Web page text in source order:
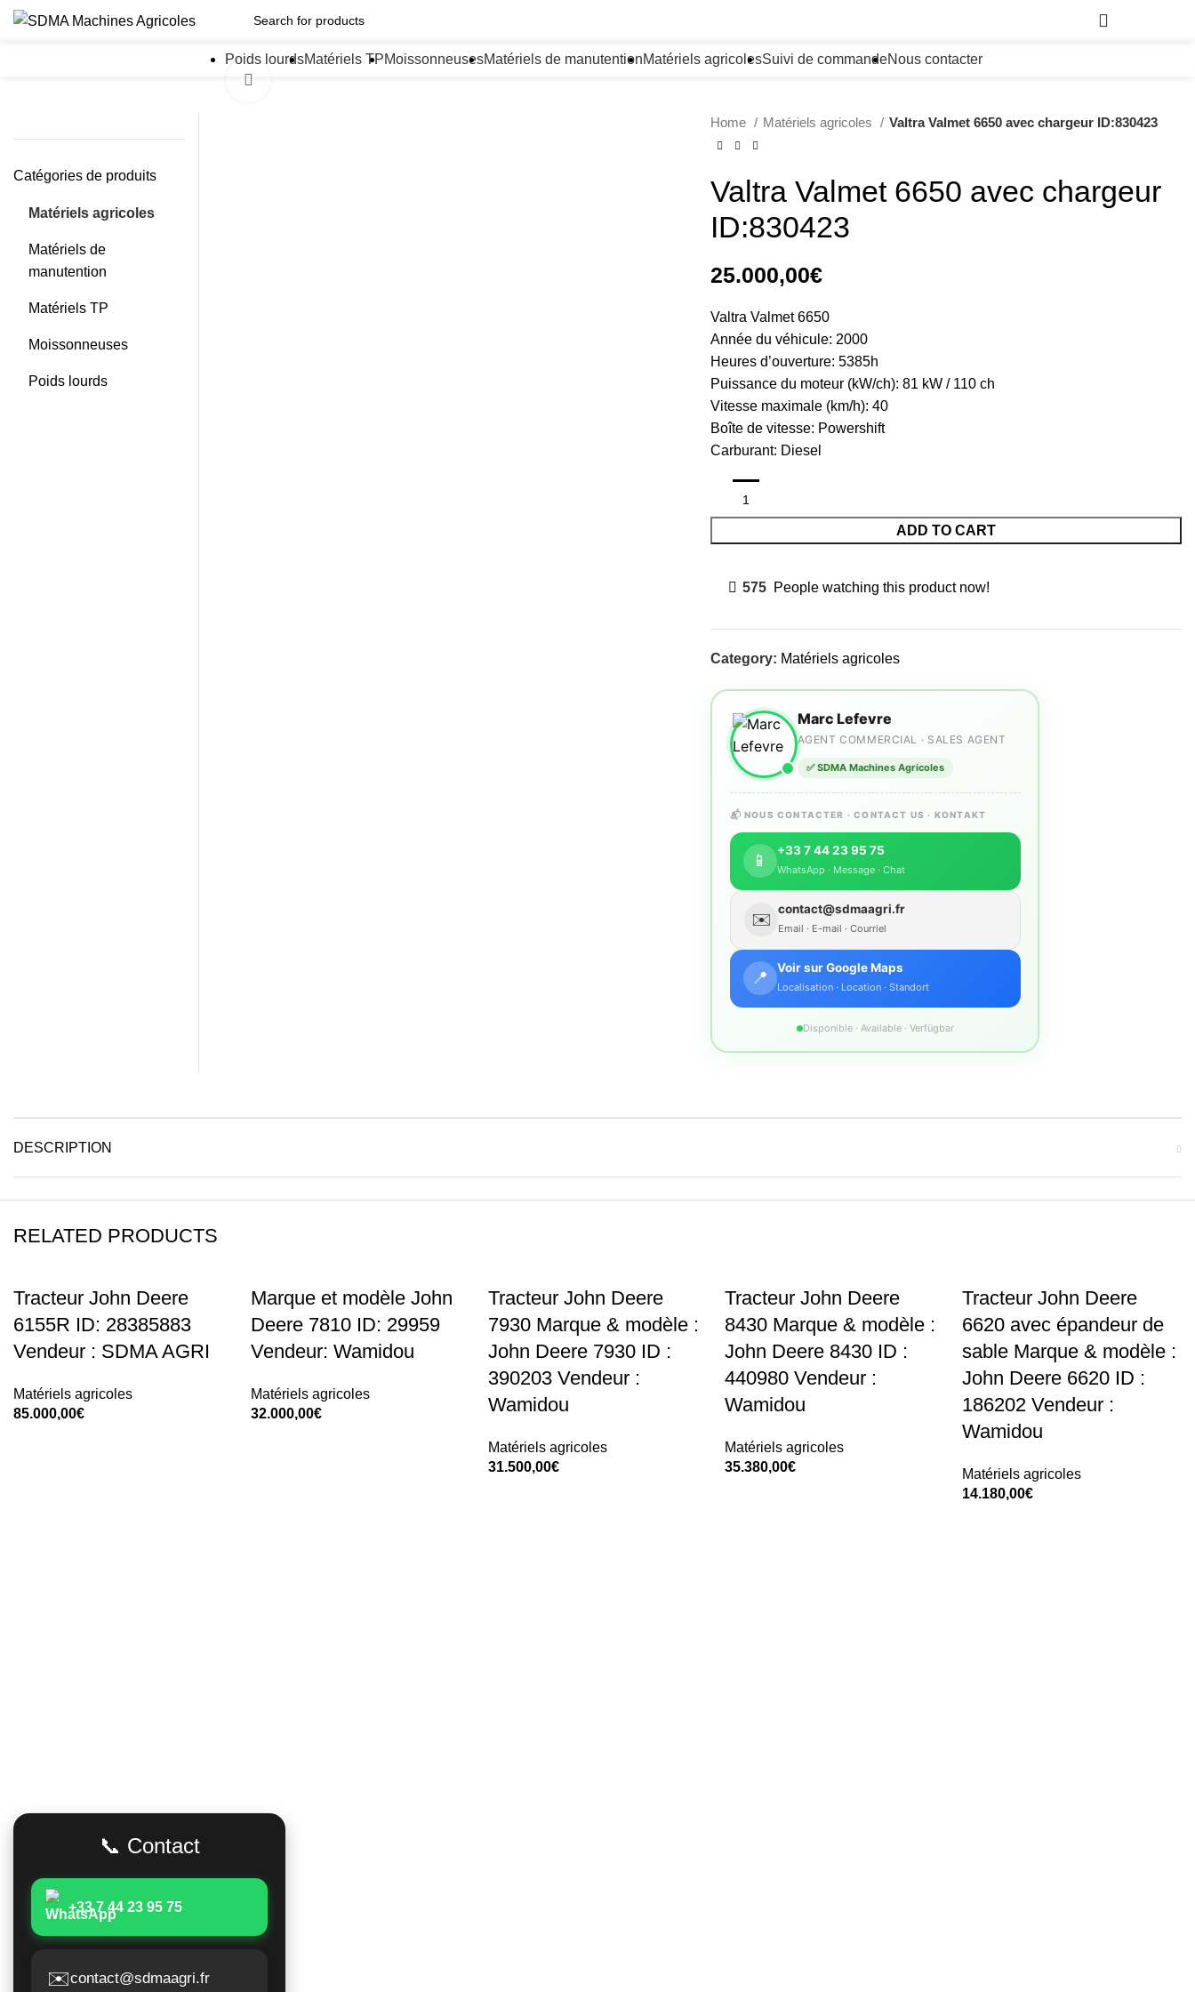
Poids lourdsMatériels TPMoissonneusesMatériels de manutentionMatériels agricolesSuivi de commandeNous contacter
Home Matériels agricoles Valtra Valmet 6650 avec chargeur ID:830423
Valtra Valmet 6650 avec chargeur
ID:830423
25.000,00€
Valtra Valmet 6650
Année du véhicule: 2000
Heures d’ouverture: 5385h
Puissance du moteur (kW/ch): 81 kW / 110 ch
Vitesse maximale (km/h): 40
Boîte de vitesse: Powershift
Carburant: Diesel
ADD TO CART
575 People watching this product now!
Category: Matériels agricoles
Marc Lefevre
AGENT COMMERCIAL · SALES AGENT
✅ SDMA Machines Agricoles
📬 NOUS CONTACTER · CONTACT US · KONTAKT
📱
+33 7 44 23 95 75
WhatsApp · Message · Chat
✉️
contact@sdmaagri.fr
Email · E-mail · Courriel
📍
Voir sur Google Maps
Localisation · Location · Standort
Disponible · Available · Verfügbar
Catégories de produits
Matériels agricoles
Matériels de
manutention
Matériels TP
Moissonneuses
Poids lourds
DESCRIPTION
RELATED PRODUCTS
HOT
Tracteur John Deere
6155R ID: 28385883
Vendeur : SDMA AGRI
Matériels agricoles
85.000,00€
Marque et modèle John
Deere 7810 ID: 29959
Vendeur: Wamidou
Matériels agricoles
32.000,00€
Tracteur John Deere
7930 Marque & modèle :
John Deere 7930 ID :
390203 Vendeur :
Wamidou
Matériels agricoles
31.500,00€
Tracteur John Deere
8430 Marque & modèle :
John Deere 8430 ID :
440980 Vendeur :
Wamidou
Matériels agricoles
35.380,00€
Tracteur John Deere
6620 avec épandeur de
sable Marque & modèle :
John Deere 6620 ID :
186202 Vendeur :
Wamidou
Matériels agricoles
14.180,00€
📞 Contact
+33 7 44 23 95 75
✉️contact@sdmaagri.fr